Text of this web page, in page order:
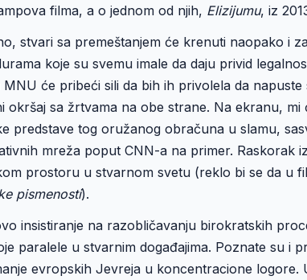
filma, a o jednom od njih, Elizijumu, iz
stvari sa premeštanjem će krenuti naopako i
koje su svemu imale da daju privid
MNU će pribeći sili da bih ih privolela da
okršaj sa žrtvama na obe strane. Na ekranu, mi
predstave tog oružanog obračuna u slamu,
mreža poput CNN-a na primer. Raskorak
prostoru u stvarnom svetu (reklo bi se da u
pismenosti).
insistiranje na razobličavanju birokratskih
paralele u stvarnim događajima. Poznate su i
evropskih Jevreja u koncentracione